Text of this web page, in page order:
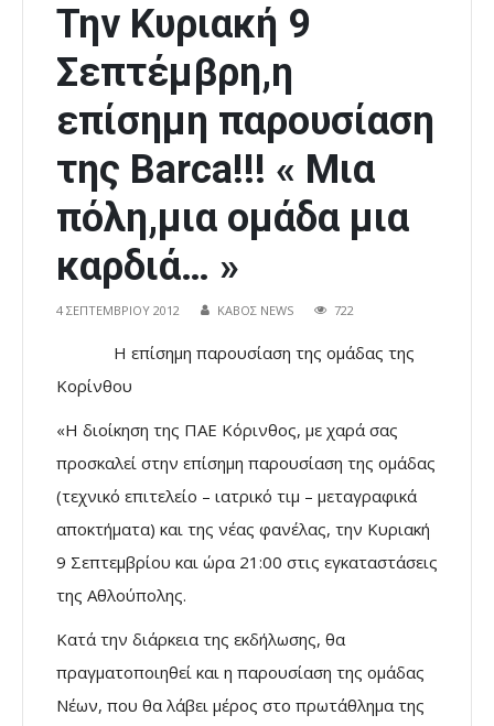
Την Κυριακή 9
Σεπτέμβρη,η
επίσημη παρουσίαση
της Barca!!! « Μια
πόλη,μια ομάδα μια
καρδιά… »
4 ΣΕΠΤΕΜΒΡΊΟΥ 2012 ΚΑΒΟΣ NEWS 722
Η επίσημη παρουσίαση της ομάδας της
Κορίνθου
«Η διοίκηση της ΠΑΕ Κόρινθος, με χαρά σας
προσκαλεί στην επίσημη παρουσίαση της ομάδας
(τεχνικό επιτελείο – ιατρικό τιμ – μεταγραφικά
αποκτήματα) και της νέας φανέλας, την Κυριακή
9 Σεπτεμβρίου και ώρα 21:00 στις εγκαταστάσεις
της Αθλούπολης.
Κατά την διάρκεια της εκδήλωσης, θα
πραγματοποιηθεί και η παρουσίαση της ομάδας
Νέων, που θα λάβει μέρος στο πρωτάθλημα της